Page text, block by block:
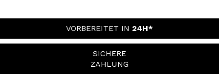
VORBEREITET IN 24H*
SICHERE
ZAHLUNG